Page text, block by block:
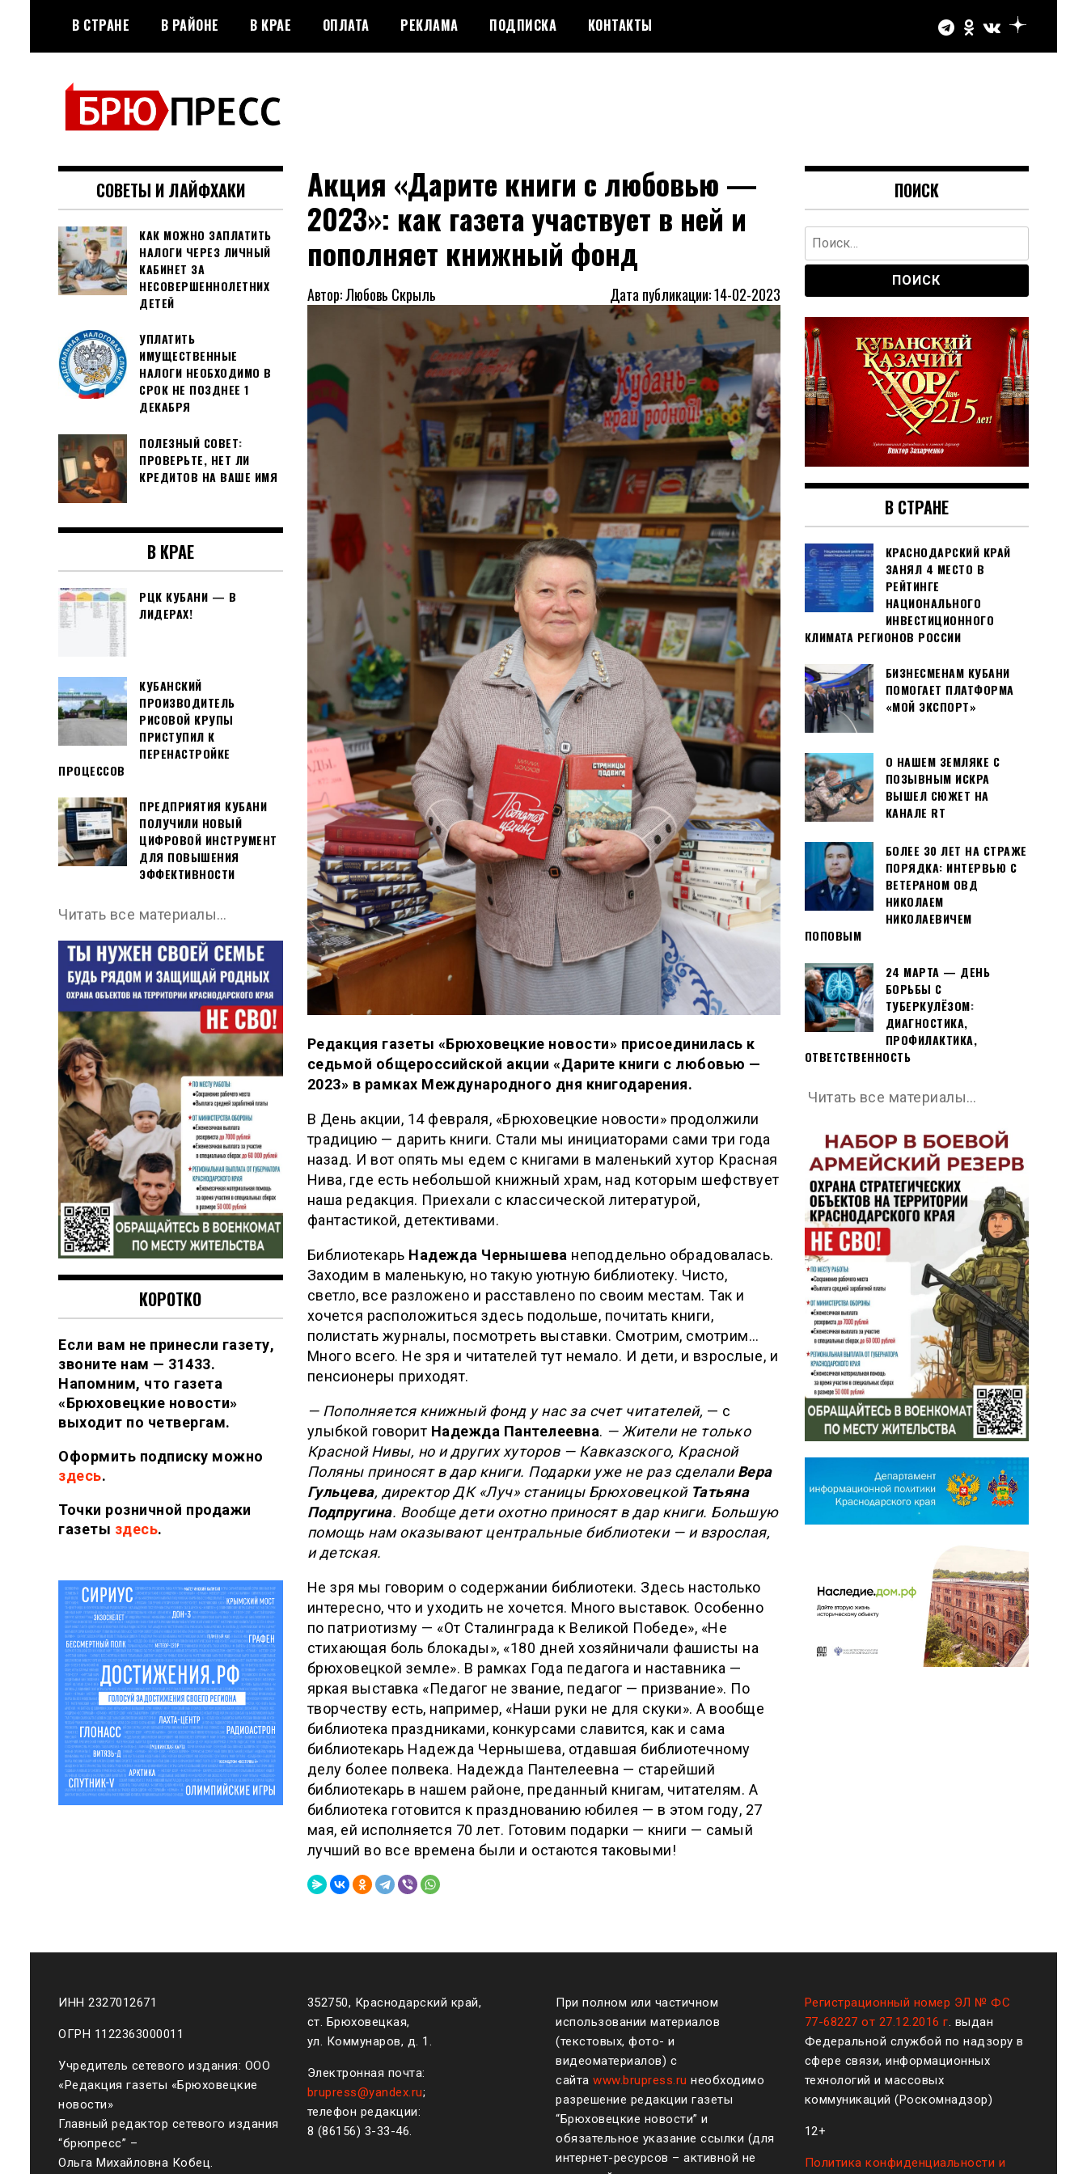
содержимому
В СТРАНЕ В РАЙОНЕ В КРАЕ ОПЛАТА РЕКЛАМА ПОДПИСКА КОНТАКТЫ
БРЮПРЕСС
Официальный сайт газеты
"Брюховецкие новости"
Акция «Дарите книги с любовью —
2023»: как газета участвует в ней и
пополняет книжный фонд
Автор: Любовь Скрыль Дата публикации: 14-02-2023
Редакция газеты «Брюховецкие новости» присоединилась к
седьмой общероссийской акции «Дарите книги с любовью —
2023» в рамках Международного дня книгодарения.
В День акции, 14 февраля, «Брюховецкие новости» продолжили
традицию — дарить книги. Стали мы инициаторами сами три года
назад. И вот опять мы едем с книгами в маленький хутор Красная
Нива, где есть небольшой книжный храм, над которым шефствует
наша редакция. Приехали с классической литературой,
фантастикой, детективами.
Библиотекарь Надежда Чернышева неподдельно обрадовалась.
Заходим в маленькую, но такую уютную библиотеку. Чисто,
светло, все разложено и расставлено по своим местам. Так и
хочется расположиться здесь подольше, почитать книги,
полистать журналы, посмотреть выставки. Смотрим, смотрим…
Много всего. Не зря и читателей тут немало. И дети, и взрослые, и
пенсионеры приходят.
— Пополняется книжный фонд у нас за счет читателей, — с
улыбкой говорит Надежда Пантелеевна. — Жители не только
Красной Нивы, но и других хуторов — Кавказского, Красной
Поляны приносят в дар книги. Подарки уже не раз сделалиВера
Гульцева, директор ДК «Луч» станицы Брюховецкой Татьяна
Подпругина. Вообще дети охотно приносят в дар книги. Большую
помощь нам оказывают центральные библиотеки — и взрослая,
и детская.
Не зря мы говорим о содержании библиотеки. Здесь настолько
интересно, что и уходить не хочется. Много выставок. Особенно
по патриотизму — «От Сталинграда к Великой Победе», «Не
стихающая боль блокады», «180 дней хозяйничали фашисты на
брюховецкой земле». В рамках Года педагога и наставника —
яркая выставка «Педагог не звание, педагог — призвание». По
творчеству есть, например, «Наши руки не для скуки». А вообще
библиотека праздниками, конкурсами славится, как и сама
библиотекарь Надежда Чернышева, отдавшая библиотечному
делу более полвека. Надежда Пантелеевна — старейший
библиотекарь в нашем районе, преданный книгам, читателям. А
библиотека готовится к празднованию юбилея — в этом году, 27
мая, ей исполняется 70 лет. Готовим подарки — книги — самый
лучший во все времена были и остаются таковыми!
СОВЕТЫ И ЛАЙФХАКИ
КАК МОЖНО ЗАПЛАТИТЬ
НАЛОГИ ЧЕРЕЗ ЛИЧНЫЙ
КАБИНЕТ ЗА
НЕСОВЕРШЕННОЛЕТНИХ
ДЕТЕЙ
УПЛАТИТЬ
ИМУЩЕСТВЕННЫЕ
НАЛОГИ НЕОБХОДИМО В
СРОК НЕ ПОЗДНЕЕ 1
ДЕКАБРЯ
ПОЛЕЗНЫЙ СОВЕТ:
ПРОВЕРЬТЕ, НЕТ ЛИ
КРЕДИТОВ НА ВАШЕ ИМЯ
В КРАЕ
РЦК КУБАНИ — В
ЛИДЕРАХ!
КУБАНСКИЙ
ПРОИЗВОДИТЕЛЬ
РИСОВОЙ КРУПЫ
ПРИСТУПИЛ К
ПЕРЕНАСТРОЙКЕ
ПРОЦЕССОВ
ПРЕДПРИЯТИЯ КУБАНИ
ПОЛУЧИЛИ НОВЫЙ
ЦИФРОВОЙ ИНСТРУМЕНТ
ДЛЯ ПОВЫШЕНИЯ
ЭФФЕКТИВНОСТИ
Читать все материалы…
КОРОТКО
Если вам не принесли газету,
звоните нам — 31433.
Напомним, что газета
«Брюховецкие новости»
выходит по четвергам.
Оформить подписку можно
здесь.
Точки розничной продажи
газеты здесь.
ПОИСК
Найти:
В СТРАНЕ
КРАСНОДАРСКИЙ КРАЙ
ЗАНЯЛ 4 МЕСТО В
РЕЙТИНГЕ
НАЦИОНАЛЬНОГО
ИНВЕСТИЦИОННОГО
КЛИМАТА РЕГИОНОВ РОССИИ
БИЗНЕСМЕНАМ КУБАНИ
ПОМОГАЕТ ПЛАТФОРМА
«МОЙ ЭКСПОРТ»
О НАШЕМ ЗЕМЛЯКЕ С
ПОЗЫВНЫМ ИСКРА
ВЫШЕЛ СЮЖЕТ НА
КАНАЛЕ RT
БОЛЕЕ 30 ЛЕТ НА СТРАЖЕ
ПОРЯДКА: ИНТЕРВЬЮ С
ВЕТЕРАНОМ ОВД
НИКОЛАЕМ
НИКОЛАЕВИЧЕМ
ПОПОВЫМ
24 МАРТА — ДЕНЬ
БОРЬБЫ С
ТУБЕРКУЛЁЗОМ:
ДИАГНОСТИКА,
ПРОФИЛАКТИКА,
ОТВЕТСТВЕННОСТЬ
Читать все материалы…
ИНН 2327012671
ОГРН 1122363000011
Учредитель сетевого издания: ООО
«Редакция газеты «Брюховецкие
новости»
Главный редактор сетевого издания
“брюпресс” –
Ольга Михайловна Кобец.
352750, Краснодарский край,
ст. Брюховецкая,
ул. Коммунаров, д. 1.
Электронная почта:
brupress@yandex.ru;
телефон редакции:
8 (861 56) 3-33-46.
При полном или частичном
использовании материалов
(текстовых, фото- и
видеоматериалов) с
сайта www.brupress.ru необходимо
разрешение редакции газеты
“Брюховецкие новости” и
обязательное указание ссылки (для
интернет-ресурсов – активной не
Регистрационный номер ЭЛ № ФС
77-68227 от 27.12.2016 г. выдан
Федеральной службой по надзору в
сфере связи, информационных
технологий и массовых
коммуникаций (Роскомнадзор)
12+
Политика конфиденциальности и